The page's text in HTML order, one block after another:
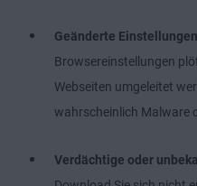
Geänderte
Browsereinstellungen
Webseiten umgeleitet
wahrscheinlich Malware
Verdächtige oder